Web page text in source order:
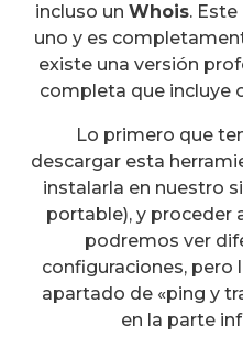
incluso un Whois.
uno y es
existe una versión
completa que incluye
Lo primero que
descargar esta
instalarla en nuestro
portable), y proceder
podremos ver
configuraciones, pero
apartado de «ping y
en la parte